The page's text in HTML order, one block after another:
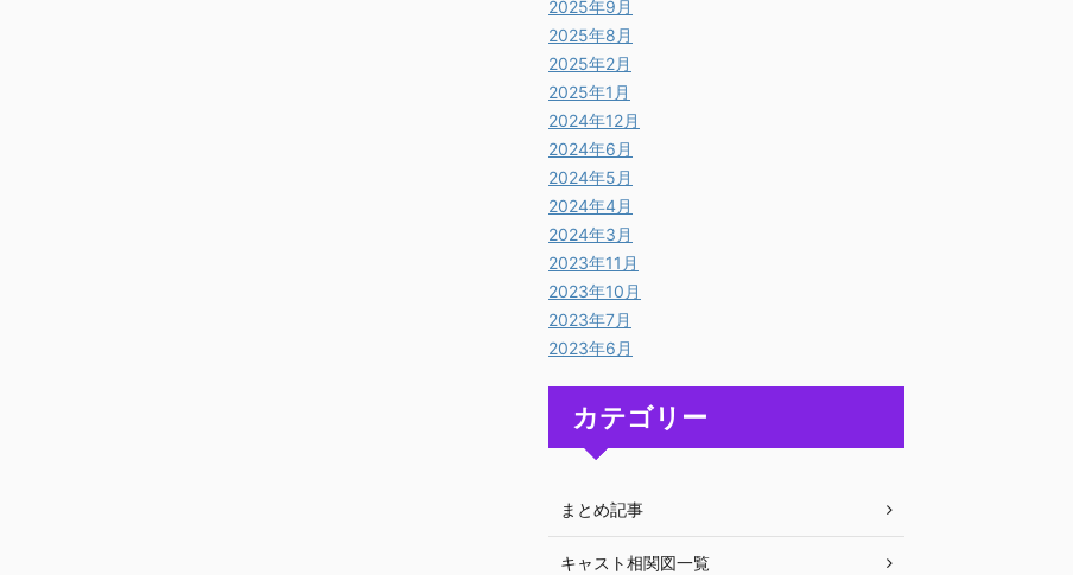
2025年9月
2025年8月
2025年2月
2025年1月
2024年12月
2024年6月
2024年5月
2024年4月
2024年3月
2023年11月
2023年10月
2023年7月
2023年6月
カテゴリー
まとめ記事
キャスト相関図一覧